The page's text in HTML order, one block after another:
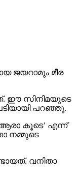
ജയറാമും മീര
ഈ സിനിമയുടെ
പറഞ്ഞു.
കൂടെ’ എന്ന്
നമ്മുടെ
വനിതാ